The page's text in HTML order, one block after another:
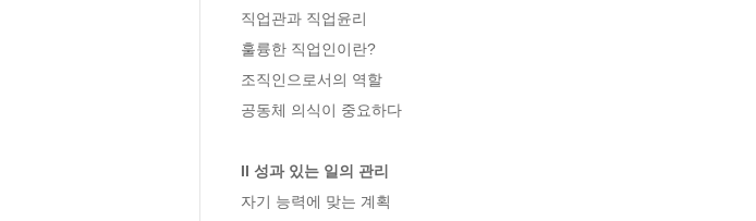
직업관과 직업윤리
훌륭한 직업인이란?
조직인으로서의 역할
공동체 의식이 중요하다
II 성과 있는 일의 관리
자기 능력에 맞는 계획